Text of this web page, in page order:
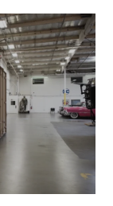
Pro 12K, Kodak